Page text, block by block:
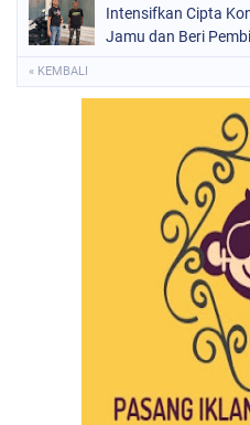
Intensifkan Cipta
Jamu dan Beri
« KEMBALI